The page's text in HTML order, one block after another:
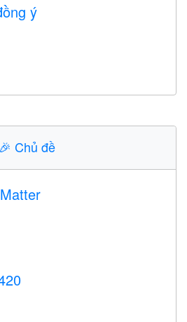
ý
🎉 Chủ đề